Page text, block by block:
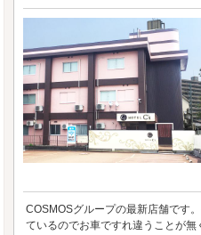
COSMOSグループの最新店舗です
ているのでお車ですれ違うことが